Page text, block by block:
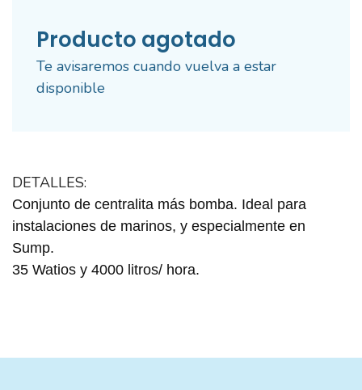
Producto agotado
Te avisaremos cuando vuelva a estar
disponible
DETALLES:
Conjunto de centralita más bomba. Ideal para
instalaciones de marinos, y especialmente en
Sump.
35 Watios y 4000 litros/ hora.